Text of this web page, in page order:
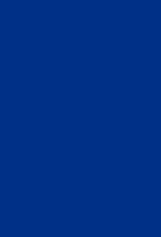
Rome, Italië
dit evenement!